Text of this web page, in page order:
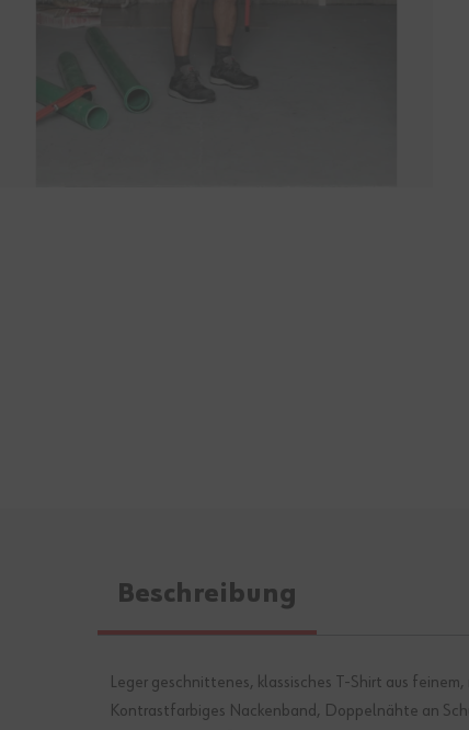
Beschreibung
Leger geschnittenes, klassisches T-Shirt aus
Kontrastfarbiges Nackenband, Doppelnähte an